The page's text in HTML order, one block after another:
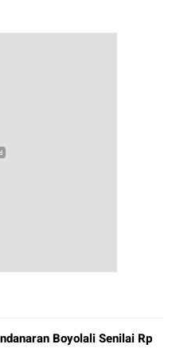
Boyolali Senilai Rp